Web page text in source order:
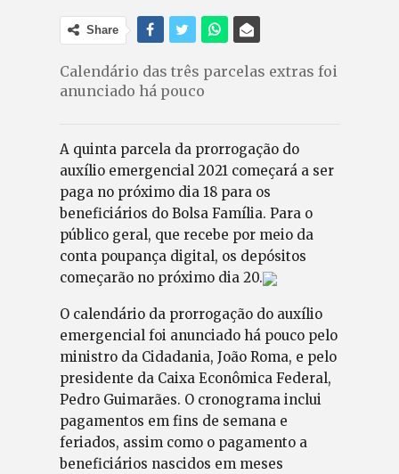
Share
Calendário das três parcelas extras foi
anunciado há pouco
A quinta parcela da prorrogação do
auxílio emergencial 2021 começará a ser
paga no próximo dia 18 para os
beneficiários do Bolsa Família. Para o
público geral, que recebe por meio da
conta poupança digital, os depósitos
começarão no próximo dia 20.
O calendário da prorrogação do auxílio
emergencial foi anunciado há pouco pelo
ministro da Cidadania, João Roma, e pelo
presidente da Caixa Econômica Federal,
Pedro Guimarães. O cronograma inclui
pagamentos em fins de semana e
feriados, assim como o pagamento a
beneficiários nascidos em meses